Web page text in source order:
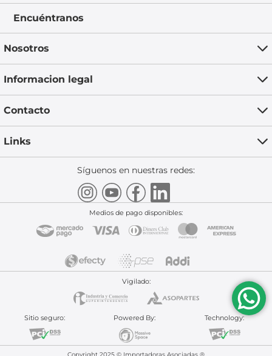
Encuéntranos
Nosotros
Informacion legal
Contacto
Links
Síguenos en nuestras redes:
Medios de pago disponibles:
Vigilado:
Sitio seguro: Powered By: Technology: